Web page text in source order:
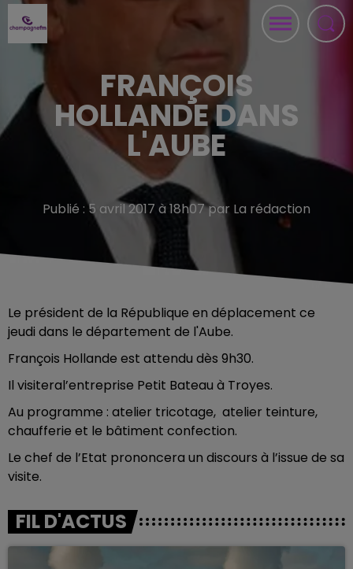
FRANÇOIS
HOLLANDE DANS
L'AUBE
Publié : 5 avril 2017 à 18h07 par La rédaction
Le président de la République en déplacement ce
jeudi dans le département de l'Aube.
François Hollande est attendu dès 9h30.
Il visiteral’entreprise Petit Bateau à Troyes.
Au programme : atelier tricotage, atelier teinture,
chaufferie et le bâtiment confection.
Le chef de l’Etat prononcera un discours à l’issue de sa
visite.
FIL D'ACTUS